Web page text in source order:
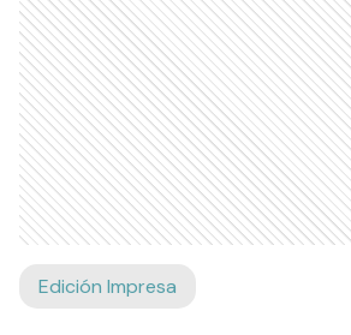
Edición Impresa